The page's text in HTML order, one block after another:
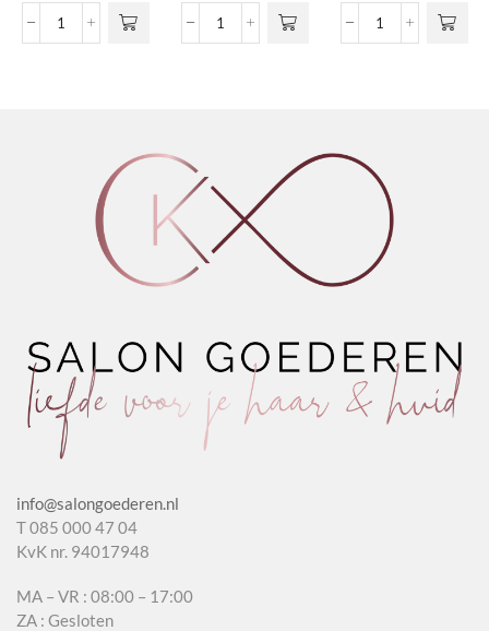
Smooth
Gel
tot
Nº06
aantal
Deze optie
info@salongoederen.nl
T 085 000 47 04
KvK nr. 94017948
MA – VR : 08:00 – 17:00
ZA : Gesloten